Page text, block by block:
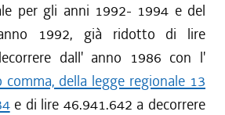
per gli anni 1992- 1994 e del
1992, già ridotto di lire
dall' anno 1986 con l'
della legge regionale 13
e di lire 46.941.642 a decorrere